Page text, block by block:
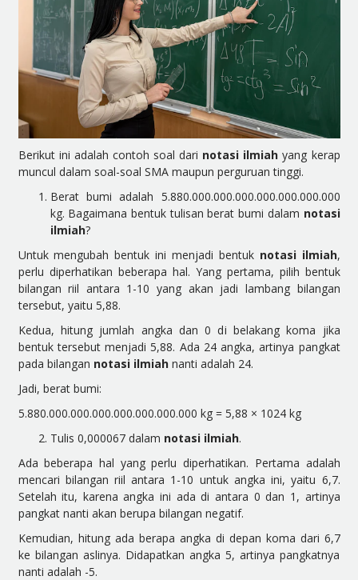
Berikut ini adalah contoh soal dari notasi ilmiah yang kerap
muncul dalam soal-soal SMA maupun perguruan tinggi.
Berat bumi adalah 5.880.000.000.000.000.000.000.000
kg. Bagaimana bentuk tulisan berat bumi dalam notasi
ilmiah?
Untuk mengubah bentuk ini menjadi bentuk notasi ilmiah,
perlu diperhatikan beberapa hal. Yang pertama, pilih bentuk
bilangan riil antara 1-10 yang akan jadi lambang bilangan
tersebut, yaitu 5,88.
Kedua, hitung jumlah angka dan 0 di belakang koma jika
bentuk tersebut menjadi 5,88. Ada 24 angka, artinya pangkat
pada bilangan notasi ilmiahnanti adalah 24.
Jadi, berat bumi:
5.880.000.000.000.000.000.000.000 kg = 5,88 × 1024kg
Tulis 0,000067 dalam notasi ilmiah.
Ada beberapa hal yang perlu diperhatikan. Pertama adalah
mencari bilangan riil antara 1-10 untuk angka ini, yaitu 6,7.
Setelah itu, karena angka ini ada di antara 0 dan 1, artinya
pangkat nanti akan berupa bilangan negatif.
Kemudian, hitung ada berapa angka di depan koma dari 6,7
ke bilangan aslinya. Didapatkan angka 5, artinya pangkatnya
nanti adalah -5.